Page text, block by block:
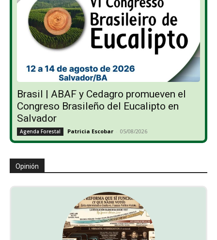
Brasil | ABAF y Cedagro promueven el
Congreso Brasileño del Eucalipto en
Salvador
Agenda Forestal Patricia Escobar - 05/08/2026
Opinión